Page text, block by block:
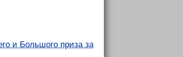
и Большого приза за